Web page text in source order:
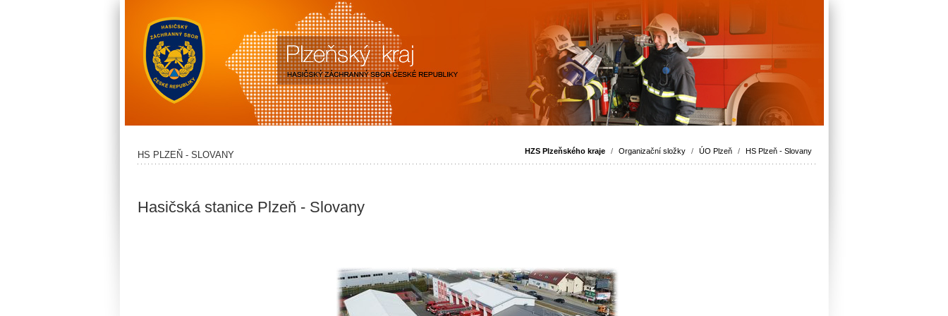
HZS Plzeňského kraje / Organizační složky / ÚO Plzeň / HS Plzeň - Slovany
HS PLZEŇ - SLOVANY
Hasičská stanice Plzeň - Slovany